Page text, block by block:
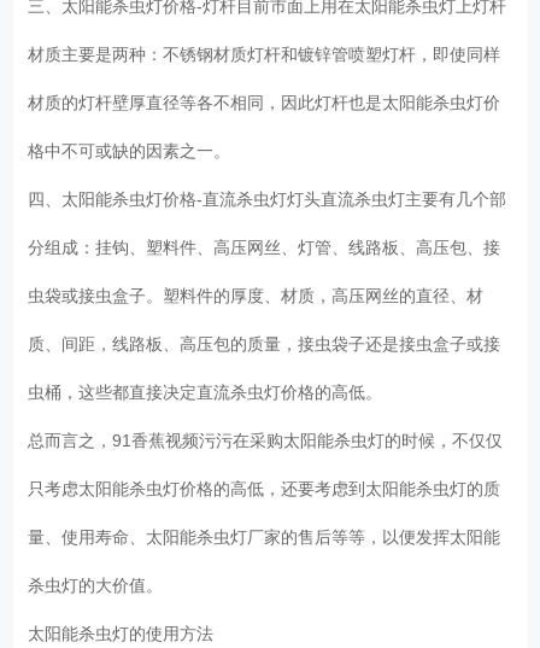
三、太阳能杀虫灯价格-灯杆目前市面上用在太阳能杀虫灯上灯杆
材质主要是两种：不锈钢材质灯杆和镀锌管喷塑灯杆，即使同样
材质的灯杆壁厚直径等各不相同，因此灯杆也是太阳能杀虫灯价
格中不可或缺的因素之一。
四、太阳能杀虫灯价格-直流杀虫灯灯头直流杀虫灯主要有几个部
分组成：挂钩、塑料件、高压网丝、灯管、线路板、高压包、接
虫袋或接虫盒子。塑料件的厚度、材质，高压网丝的直径、材
质、间距，线路板、高压包的质量，接虫袋子还是接虫盒子或接
虫桶，这些都直接决定直流杀虫灯价格的高低。
总而言之，91香蕉视频污污在采购太阳能杀虫灯的时候，不仅仅
只考虑太阳能杀虫灯价格的高低，还要考虑到太阳能杀虫灯的质
量、使用寿命、太阳能杀虫灯厂家的售后等等，以便发挥太阳能
杀虫灯的大价值。
太阳能杀虫灯的使用方法